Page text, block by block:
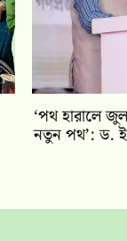
‘পথ হারালে
নতুন পথ’: ড.